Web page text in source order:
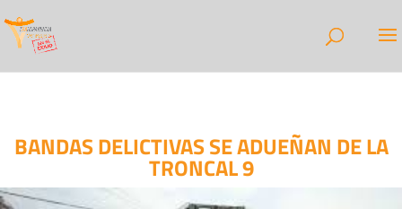
BANDAS DELICTIVAS SE ADUEÑAN DE LA
TRONCAL 9